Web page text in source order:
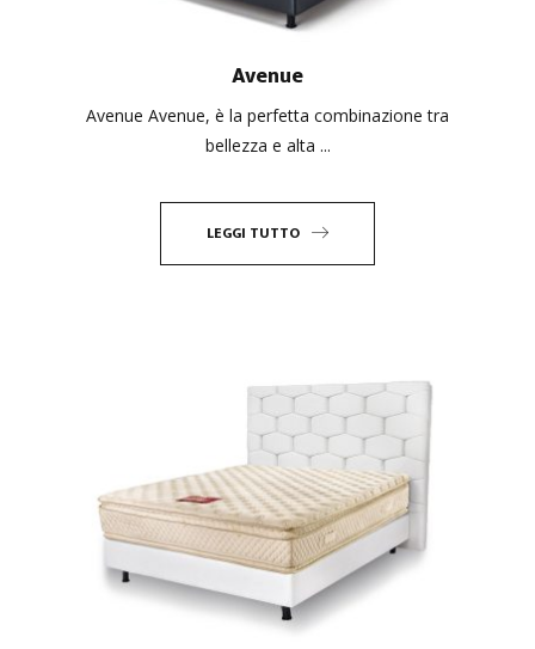
Avenue
Avenue Avenue, è la perfetta combinazione tra
bellezza e alta ...
LEGGI TUTTO